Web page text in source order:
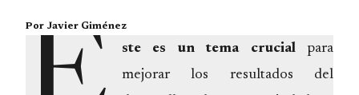
Por Javier Giménez
ste es un tema crucialpara
mejorar los resultados del